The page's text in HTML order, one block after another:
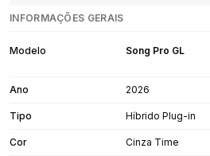
INFORMAÇÕES GERAIS
Modelo Song Pro GL
Ano 2026
Tipo Híbrido Plug-in
Cor Cinza Time